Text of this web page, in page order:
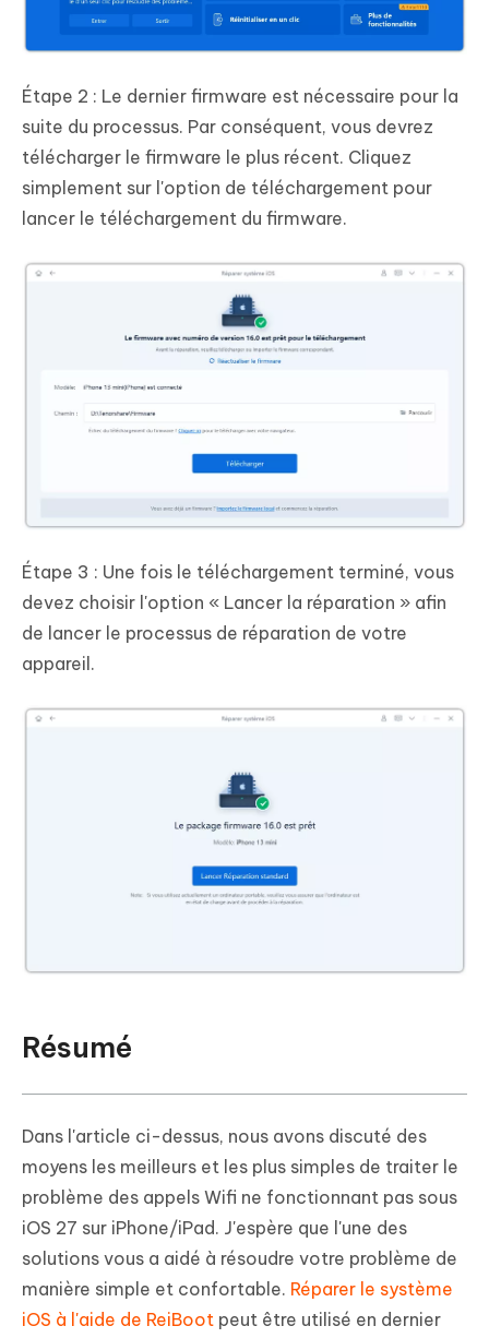
Étape 2 : Le dernier firmware est nécessaire pour la
suite du processus. Par conséquent, vous devrez
télécharger le firmware le plus récent. Cliquez
simplement sur l'option de téléchargement pour
lancer le téléchargement du firmware.
Étape 3 : Une fois le téléchargement terminé, vous
devez choisir l'option « Lancer la réparation » afin
de lancer le processus de réparation de votre
appareil.
Résumé
Dans l'article ci-dessus, nous avons discuté des
moyens les meilleurs et les plus simples de traiter le
problème des appels Wifi ne fonctionnant pas sous
iOS 27 sur iPhone/iPad. J'espère que l'une des
solutions vous a aidé à résoudre votre problème de
manière simple et confortable. Réparer le système
iOS à l'aide de ReiBoot peut être utilisé en dernier